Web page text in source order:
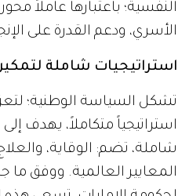
النفسية؛ باعتبارها عاملاً
الأسري، ودعم القدرة على
استراتيجيات شاملة
تشكل السياسة الوطنية؛
استراتيجياً متكاملاً، يهدف
شاملة، تضم: الوقاية،
المعايير العالمية. ووفق